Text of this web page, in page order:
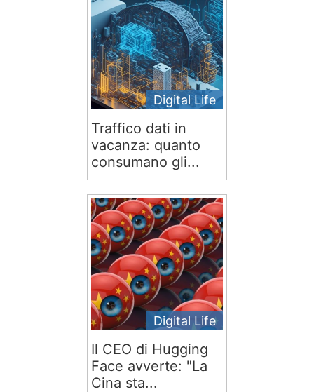
Digital Life
Traffico dati in
vacanza: quanto
consumano gli...
Digital Life
Il CEO di Hugging
Face avverte: "La
Cina sta...